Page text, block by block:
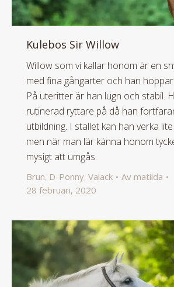
Kulebos Sir Willow
Willow som vi kallar honom är en
med fina gångarter och han
På uteritter är han lugn och stabil.
rutinerad ryttare på då han
utbildning. I stallet kan han verka
men när man lär känna honom
mysigt att umgås.
Brun, D-Ponny, Valack Av matilda
28 februari, 2020